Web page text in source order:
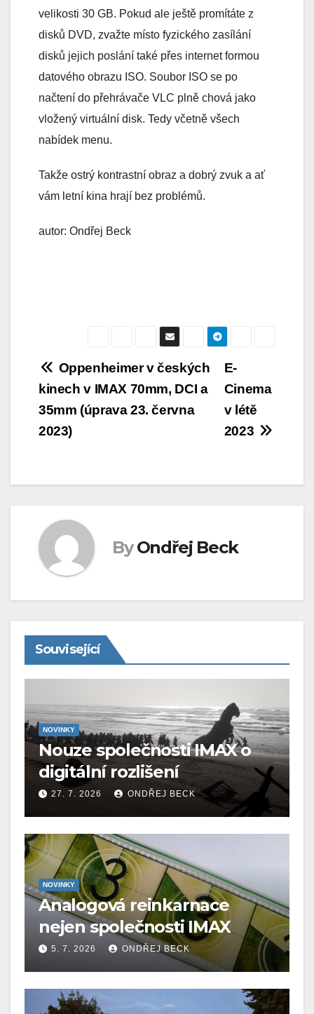
velikosti 30 GB. Pokud ale ještě promítáte z
disků DVD, zvažte místo fyzického zasílání
disků jejich poslání také přes internet formou
datového obrazu ISO. Soubor ISO se po
načtení do přehrávače VLC plně chová jako
vložený virtuální disk. Tedy včetně všech
nabídek menu.
Takže ostrý kontrastní obraz a dobrý zvuk a ať
vám letní kina hrají bez problémů.
autor: Ondřej Beck
Navigace
pro
příspěvek
E-
Cinema
v létě
2023
Oppenheimer v českých
kinech v IMAX 70mm, DCI a
35mm (úprava 23. června
2023)
By Ondřej Beck
Související
NOVINKY
Nouze společnosti IMAX o
digitální rozlišení
27. 7. 2026 ONDŘEJ BECK
NOVINKY
Analogová reinkarnace
nejen společnosti IMAX
5. 7. 2026 ONDŘEJ BECK